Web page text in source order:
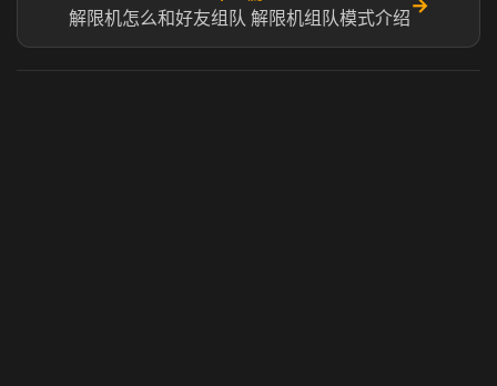
解限机怎么和好友组队 解限机组队模式介绍
→